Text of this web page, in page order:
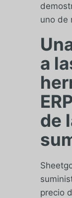
uno de
a
de
precio